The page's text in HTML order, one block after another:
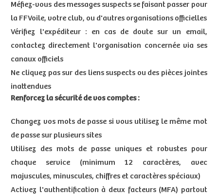
Méfiez-vous des messages suspects se faisant passer pour
la FFVoile, votre club, ou d'autres organisations officielles
Vérifiez l'expéditeur : en cas de doute sur un email,
contactez directement l'organisation concernée via ses
canaux officiels
Ne cliquez pas sur des liens suspects ou des pièces jointes
inattendues
Renforcez la sécurité de vos comptes :
Changez vos mots de passe si vous utilisez le même mot
de passe sur plusieurs sites
Utilisez des mots de passe uniques et robustes pour
chaque service (minimum 12 caractères, avec
majuscules, minuscules, chiffres et caractères spéciaux)
Activez l'authentification à deux facteurs (MFA) partout